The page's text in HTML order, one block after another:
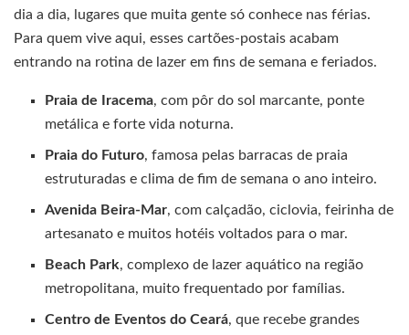
dia a dia, lugares que muita gente só conhece nas férias.
Para quem vive aqui, esses cartões-postais acabam
entrando na rotina de lazer em fins de semana e feriados.
Praia de Iracema, com pôr do sol marcante, ponte
metálica e forte vida noturna.
Praia do Futuro, famosa pelas barracas de praia
estruturadas e clima de fim de semana o ano inteiro.
Avenida Beira-Mar, com calçadão, ciclovia, feirinha de
artesanato e muitos hotéis voltados para o mar.
Beach Park, complexo de lazer aquático na região
metropolitana, muito frequentado por famílias.
Centro de Eventos do Ceará, que recebe grandes